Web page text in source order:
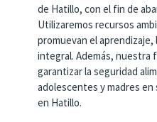
de Hatillo, con el fin de
Utilizaremos recursos
promuevan el
integral. Además, nuestra
garantizar la seguridad
adolescentes y madres
en Hatillo.